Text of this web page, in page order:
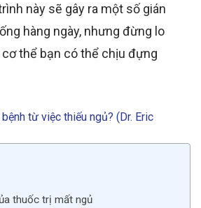
này sẽ gây ra một số gián
hàng ngày, nhưng đừng lo
thể bạn có thể chịu đựng
từ việc thiếu ngủ? (Dr. Eric
thuốc trị mất ngủ